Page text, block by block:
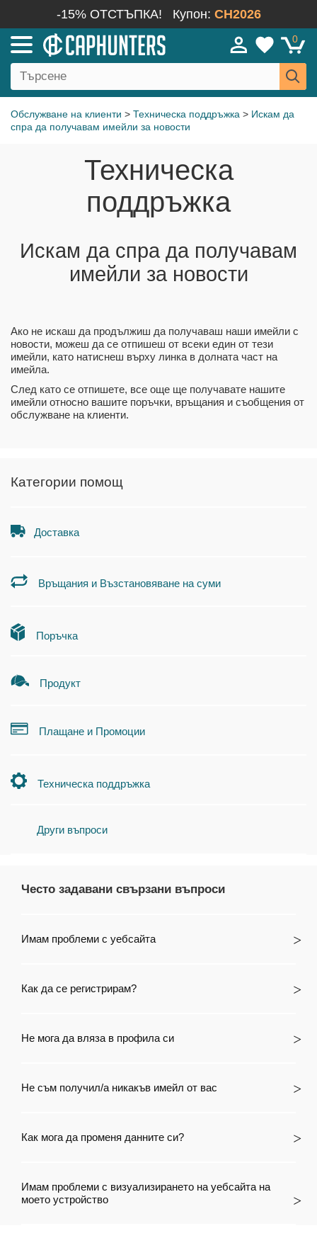
-15% ОТСТЪПКА! Купон: CH2026
0
Обслужване на клиенти > Техническа поддръжка > Искам да
спра да получавам имейли за новости
Техническа
поддръжка
Искам да спра да получавам
имейли за новости
Ако не искаш да продължиш да получаваш наши имейли с
новости, можеш да се отпишеш от всеки един от тези
имейли, като натиснеш върху линка в долната част на
имейла.
След като се отпишете, все още ще получавате нашите
имейли относно вашите поръчки, връщания и съобщения от
обслужване на клиенти.
Категории помощ
Доставка
Връщания и Възстановяване на суми
Поръчка
Продукт
Плащане и Промоции
Техническа поддръжка
Други въпроси
Често задавани свързани въпроси
Имам проблеми с уебсайта
Как да се регистрирам?
Не мога да вляза в профила си
Не съм получил/а никакъв имейл от вас
Как мога да променя данните си?
Имам проблеми с визуализирането на уебсайта на
моето устройство